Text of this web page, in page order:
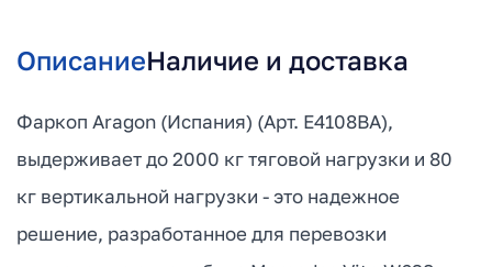
ОписаниеНаличие и доставка
Фаркоп Aragon (Испания) (Арт. E4108BA),
выдерживает до 2000 кг тяговой нагрузки и 80
кг вертикальной нагрузки - это надежное
решение, разработанное для перевозки